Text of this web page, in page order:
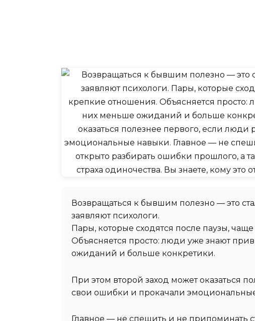
Возвращаться к бывшим полезно — это
заявляют психологи.
Пары, которые сходятся после паузы,
Объясняется просто: люди уже знают
ожиданий и больше конкретики.
При этом второй заход может оказаться
свои ошибки и прокачали
Главное — не спешить и не припоминать